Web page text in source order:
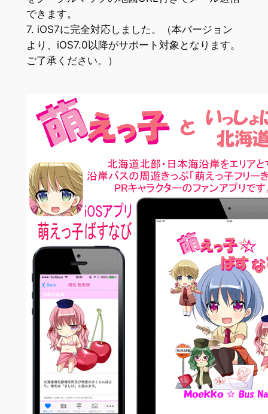
できます。
7. iOS7に完全対応しました。（本バージョン
より、iOS7.0以降がサポート対象となります。
ご了承ください。）